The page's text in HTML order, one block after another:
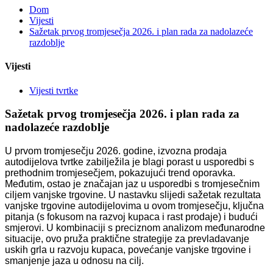
Dom
Vijesti
Sažetak prvog tromjesečja 2026. i plan rada za nadolazeće
razdoblje
Vijesti
Vijesti tvrtke
Sažetak prvog tromjesečja 2026. i plan rada za
nadolazeće razdoblje
U prvom tromjesečju 2026. godine, izvozna prodaja
autodijelova tvrtke zabilježila je blagi porast u usporedbi s
prethodnim tromjesečjem, pokazujući trend oporavka.
Međutim, ostao je značajan jaz u usporedbi s tromjesečnim
ciljem vanjske trgovine. U nastavku slijedi sažetak rezultata
vanjske trgovine autodijelovima u ovom tromjesečju, ključna
pitanja (s fokusom na razvoj kupaca i rast prodaje) i budući
smjerovi. U kombinaciji s preciznom analizom međunarodne
situacije, ovo pruža praktične strategije za prevladavanje
uskih grla u razvoju kupaca, povećanje vanjske trgovine i
smanjenje jaza u odnosu na cilj.